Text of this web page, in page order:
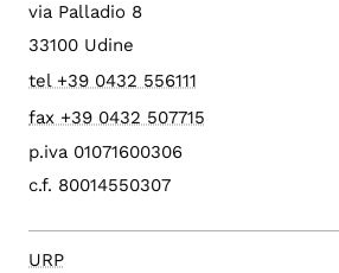
via Palladio 8
33100 Udine
tel +39 0432 556111
fax +39 0432 507715
p.iva 01071600306
c.f. 80014550307
URP